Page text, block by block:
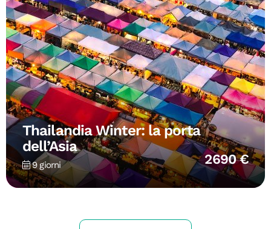
Thailandia Winter: la porta
dell’Asia
9 giorni 2690 €